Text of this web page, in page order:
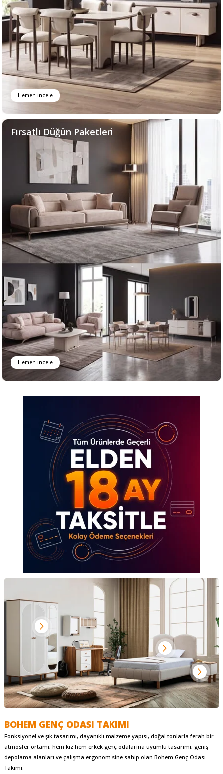
Hemen İncele
Fırsatlı Düğün Paketleri
Hemen İncele
BOHEM GENÇ ODASI TAKIMI
Fonksiyonel ve şık tasarımı, dayanıklı malzeme yapısı, doğal tonlarla ferah bir
atmosfer ortamı, hem kız hem erkek genç odalarına uyumlu tasarımı, geniş
depolama alanları ve çalışma ergonomisine sahip olan Bohem Genç Odası
Takımı.